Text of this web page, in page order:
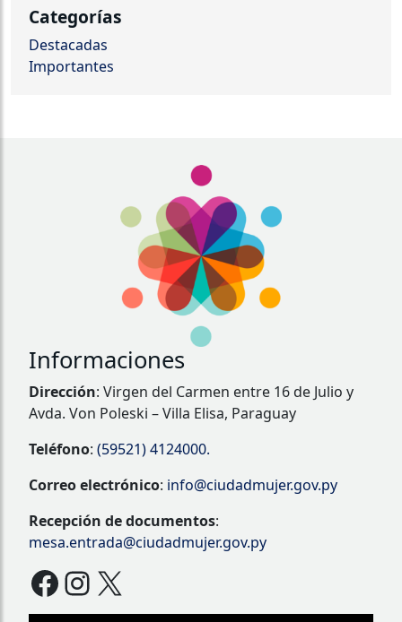
Categorías
Destacadas
Importantes
Informaciones
Dirección: Virgen del Carmen entre 16 de Julio y
Avda. Von Poleski – Villa Elisa, Paraguay
Teléfono: (59521) 4124000.
Correo electrónico: info@ciudadmujer.gov.py
Recepción de documentos:
mesa.entrada@ciudadmujer.gov.py
Facebook
Instagram
X